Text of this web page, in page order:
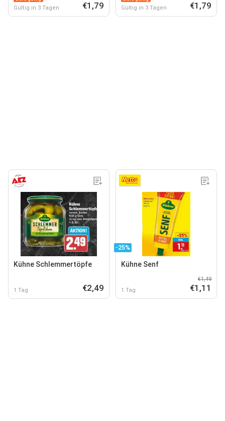
Gültig in 3 Tagen €1,79 Gültig in 3 Tagen €1,79
Kühne Schlemmertöpfe
1 Tag €2,49
-25%
Kühne Senf
1 Tag
€1,49
€1,11